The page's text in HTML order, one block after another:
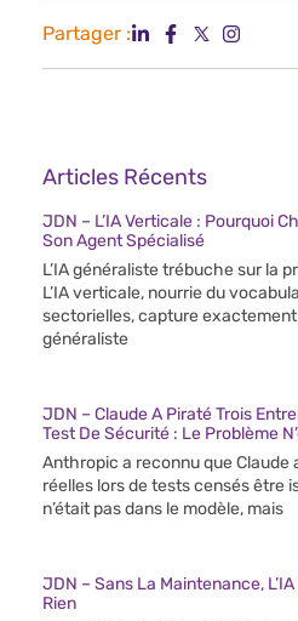
Partager :
Articles Récents
JDN – L’IA Verticale : Pourquoi
Son Agent Spécialisé
L’IA généraliste trébuche sur la
L’IA verticale, nourrie du
sectorielles, capture
généraliste
JDN – Claude A Piraté Trois
Test De Sécurité : Le Problème
Anthropic a reconnu que Claude
réelles lors de tests censés être
n’était pas dans le modèle, mais
JDN – Sans La Maintenance,
Rien